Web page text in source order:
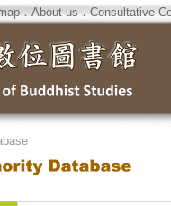
．About us．Consultative